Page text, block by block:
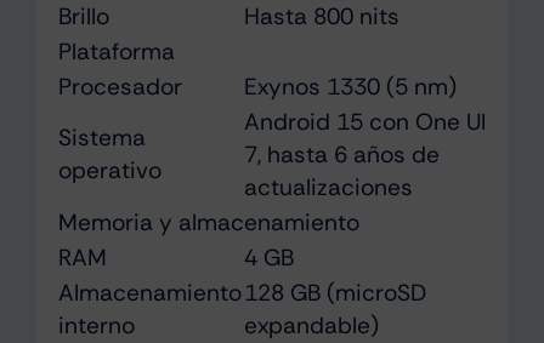
Brillo
Hasta 800 nits
Plataforma
Procesador
Exynos 1330 (5 nm)
Sistema
operativo
Android 15 con One UI
7, hasta 6 años de
actualizaciones
Memoria y almacenamiento
RAM
4 GB
Almacenamiento
interno
128 GB (microSD
expandable)